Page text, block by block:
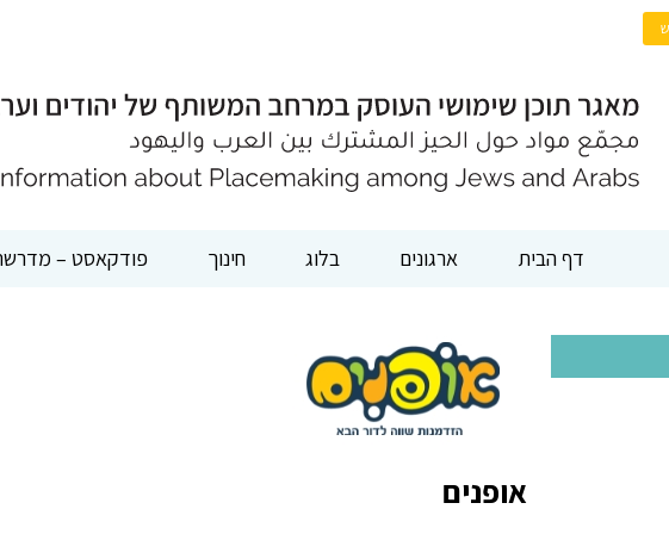
דף הבית ארגונים בלוג חינוך פודקאסט –
אופנים